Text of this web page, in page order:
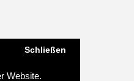
Website.
Schließen